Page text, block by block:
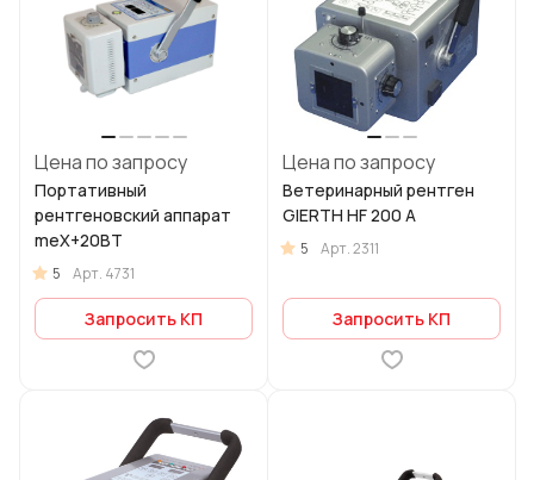
Цена по запросу
Портативный
рентгеновский аппарат
meX+20BT
5 Арт. 4731
Запросить КП
Цена по запросу
Ветеринарный рентген
GIERTH HF 200 А
5 Арт.2311
Запросить КП